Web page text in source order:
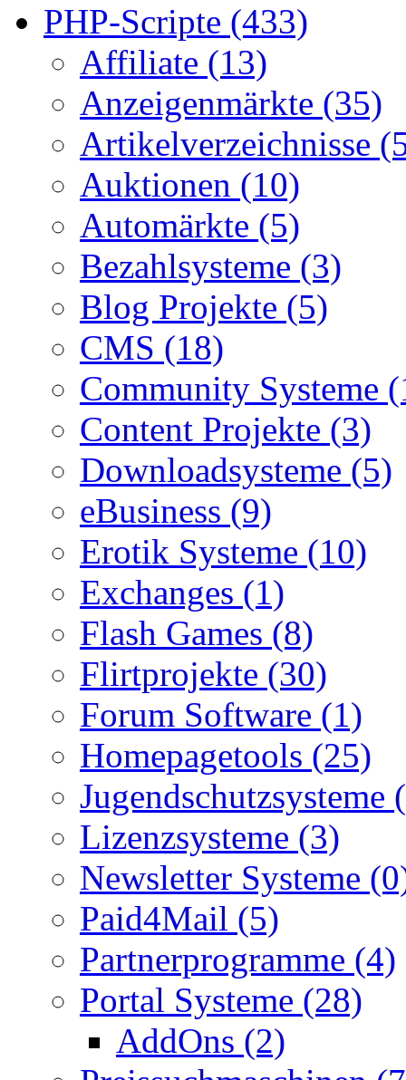
PHP-Scripte (433)
Affiliate (13)
Anzeigenmärkte (35)
Artikelverzeichnisse
Auktionen (10)
Automärkte (5)
Bezahlsysteme (3)
Blog Projekte (5)
CMS (18)
Community Systeme
Content Projekte (3)
Downloadsysteme (5)
eBusiness (9)
Erotik Systeme (10)
Exchanges (1)
Flash Games (8)
Flirtprojekte (30)
Forum Software (1)
Homepagetools (25)
Jugendschutzsysteme
Lizenzsysteme (3)
Newsletter Systeme
Paid4Mail (5)
Partnerprogramme (4)
Portal Systeme (28)
AddOns (2)